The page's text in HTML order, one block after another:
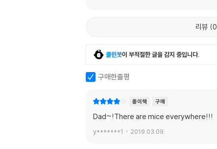
리뷰 0
클린봇이 부적절한 글을 감지 중입니다.
구매한줄평
종이책 구매
Dad~!There are mice everywhere!!!
y*******1 2019.03.09.